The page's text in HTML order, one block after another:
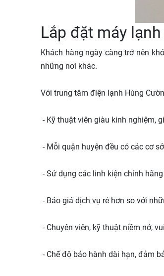
Lắp đặt máy
Khách hàng ngày càng trở nên
những nơi khác.
Với trung tâm điện lạnh Hùng
- Kỹ thuật viên giàu kinh nghiệm,
- Mỗi quận huyện đều có các cơ
- Sử dụng các linh kiện chính
- Báo giá dịch vụ rẻ hơn so với
- Chuyên viên, kỹ thuật niềm nở,
- Chế độ bảo hành dài hạn, đảm